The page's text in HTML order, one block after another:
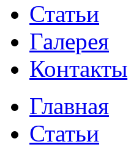
Статьи
Галерея
Контакты
Главная
Статьи